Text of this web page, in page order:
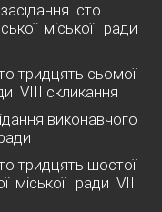
сто
міської ради
тридцять сьомої
VІІІ скликання
виконавчого
тридцять шостої
міської ради VІІІ